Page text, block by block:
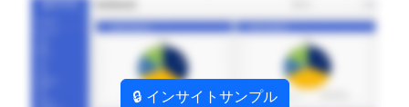
🔒 インサイトサンプル